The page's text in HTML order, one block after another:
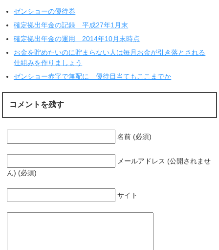
ゼンショーの優待券
確定拠出年金の記録 平成27年1月末
確定拠出年金の運用 2014年10月末時点
お金を貯めたいのに貯まらない人は毎月お金が引き落とされる
仕組みを作りましょう
ゼンショー赤字で無配に 優待目当てもここまでか
コメントを残す
名前 (必須)
メールアドレス (公開されませ
ん) (必須)
サイト